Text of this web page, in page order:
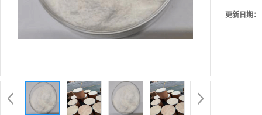
更新日期：